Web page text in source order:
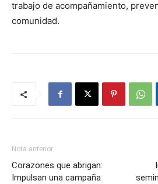
trabajo de acompañamiento,
comunidad.
Nota anterior
Corazones que abrigan:
Impulsan una campaña